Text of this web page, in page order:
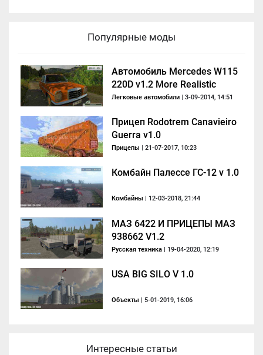
Популярные моды
Автомобиль Mercedes W115
220D v1.2 More Realistic
Легковые автомобили | 3-09-2014, 14:51
Прицеп Rodotrem Canavieiro
Guerra v1.0
Прицепы | 21-07-2017, 10:23
Комбайн Палессе ГС-12 v 1.0
Комбайны | 12-03-2018, 21:44
МАЗ 6422 И ПРИЦЕПЫ МАЗ
938662 V1.2
Русская техника | 19-04-2020, 12:19
USA BIG SILO V 1.0
Объекты | 5-01-2019, 16:06
Интересные статьи